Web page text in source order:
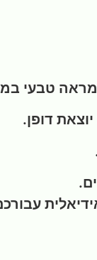
טבעי
דופן.